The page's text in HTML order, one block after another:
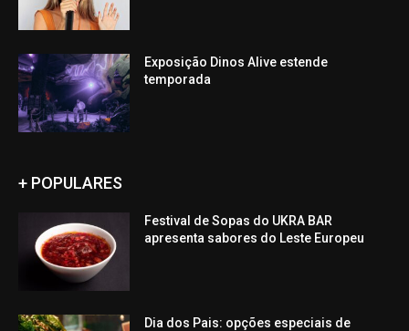
Exposição Dinos Alive estende
temporada
+ POPULARES
Festival de Sopas do UKRA BAR
apresenta sabores do Leste Europeu
Dia dos Pais: opções especiais de